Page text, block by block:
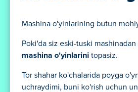
Mashina o'yinlarining butun
Poki'da siz eski-tuski
mashina o'yinlarini topasiz.
Tor shahar ko'chalarida poyga
uchraydimi, buni ko'rish uchun